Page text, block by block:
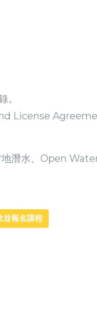
。
License
地潛水、Open
並報名課程